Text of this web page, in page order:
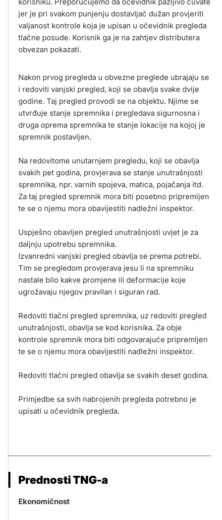
jer je pri svakom punjenju dostavljač dužan provjeriti
valjanost kontrole koja je upisan u očevidnik pregleda
tlačne posude. Korisnik ga je na zahtjev distributera
obvezan pokazati.
Nakon prvog pregleda u obvezne preglede ubrajaju se
i redoviti vanjski pregled, koji se obavlja svake dvije
godine. Taj pregled provodi se na objektu. Njime se
utvrđuje stanje spremnika i pregledava sigurnosna i
druga oprema spremnika te stanje lokacije na kojoj je
spremnik postavljen.
Na redovitome unutarnjem pregledu, koji se obavlja
svakih pet godina, provjerava se stanje unutrašnjosti
spremnika, npr. varnih spojeva, matica, pojačanja itd.
Za taj pregled spremnik mora biti posebno pripremljen
te se o njemu mora obavijestiti nadležni inspektor.
Uspješno obavljen pregled unutrašnjosti uvjet je za
daljnju upotrebu spremnika.
Izvanredni vanjski pregled obavlja se prema potrebi.
Tim se pregledom provjerava jesu li na spremniku
nastale bilo kakve promjene ili deformacije koje
ugrožavaju njegov pravilan i siguran rad.
Redoviti tlačni pregled spremnika, uz redoviti pregled
unutrašnjosti, obavlja se kod korisnika. Za obje
kontrole spremnik mora biti odgovarajuće pripremljen
te se o njemu mora obavijestiti nadležni inspektor.
Redoviti tlačni pregled obavlja se svakih deset godina.
Primjedbe sa svih nabrojenih pregleda potrebno je
upisati u očevidnik pregleda.
Prednosti TNG-a
Ekonomičnost